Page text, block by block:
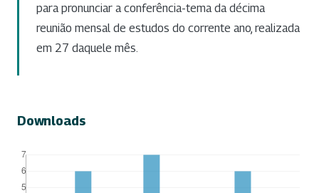
para pronunciar a conferência-tema da décima
reunião mensal de estudos do corrente ano, realizada
em 27 daquele mês.
Downloads